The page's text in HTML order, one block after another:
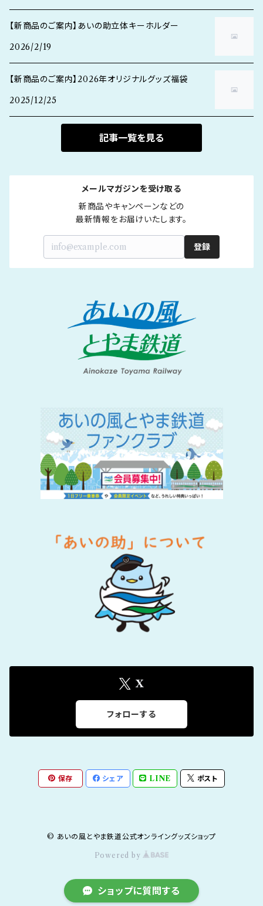
【新商品のご案内】あいの助立体キーホルダー
2026/2/19
【新商品のご案内】2026年オリジナルグッズ福袋
2025/12/25
記事一覧を見る
メールマガジンを受け取る
新商品やキャンペーンなどの
最新情報をお届けいたします。
登録
X
フォローする
保存 シェア LINE ポスト
© あいの風とやま鉄道公式オンライングッズショップ
Powered by
ショップに質問する